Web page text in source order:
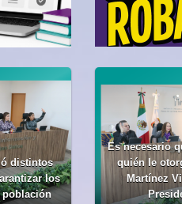
distintos
los
población
Es necesario
quién le
Martínez